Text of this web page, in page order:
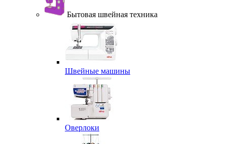
Бытовая швейная техника
Швейные машины
Оверлоки